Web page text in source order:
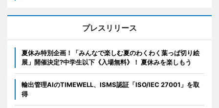
プレスリリース
夏休み特別企画！「みんなで楽しむ夏のわくわく葉っぱ切り絵
展」開催決定?中学生以下《入場無料》！ 夏休みを楽しもう
輸出管理AIのTIMEWELL、ISMS認証「ISO/IEC 27001」を取
得